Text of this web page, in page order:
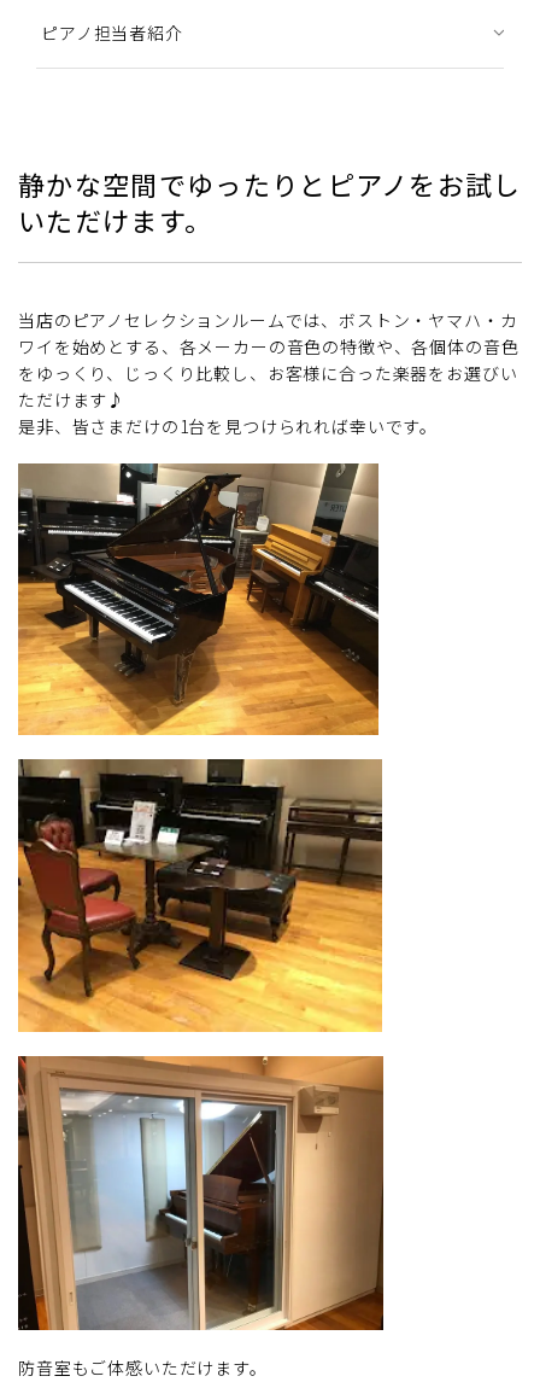
ピアノ担当者紹介
静かな空間でゆったりとピアノをお試し
いただけます。
当店のピアノセレクションルームでは、ボストン・ヤマハ・カ
ワイを始めとする、各メーカーの音色の特徴や、各個体の音色
をゆっくり、じっくり比較し、お客様に合った楽器をお選びい
ただけます♪
是非、皆さまだけの1台を見つけられれば幸いです。
防音室もご体感いただけます。